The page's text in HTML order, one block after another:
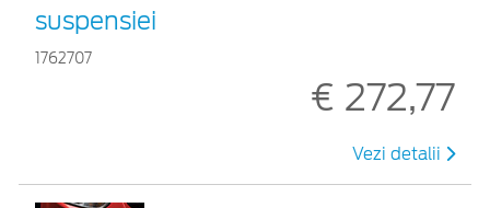
suspensiei
1762707
€ 272,77
Vezi detalii